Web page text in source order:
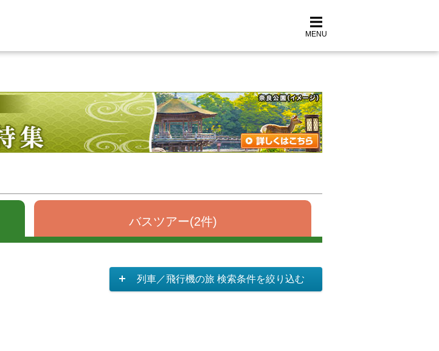
MENU
バスツアー(2件)
列車／飛行機の旅 検索条件を絞り込む